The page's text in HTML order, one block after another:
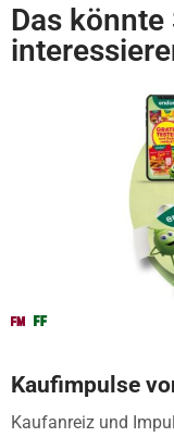
Das könnte
Kaufimpulse
Kaufanreiz und